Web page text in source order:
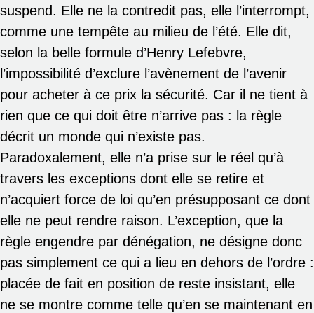
suspend. Elle ne la contredit pas, elle l’interrompt,
comme une tempête au milieu de l’été. Elle dit,
selon la belle formule d’Henry Lefebvre,
l’impossibilité d’exclure l’avènement de l’avenir
pour acheter à ce prix la sécurité. Car il ne tient à
rien que ce qui doit être n’arrive pas : la règle
décrit un monde qui n’existe pas.
Paradoxalement, elle n’a prise sur le réel qu’à
travers les exceptions dont elle se retire et
n’acquiert force de loi qu’en présupposant ce dont
elle ne peut rendre raison. L’exception, que la
règle engendre par dénégation, ne désigne donc
pas simplement ce qui a lieu en dehors de l’ordre :
placée de fait en position de reste insistant, elle
ne se montre comme telle qu’en se maintenant en